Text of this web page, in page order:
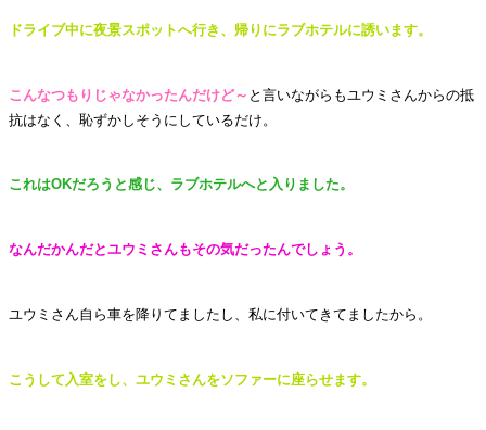
ドライブ中に夜景スポットへ行き、帰りにラブホテルに誘います。
こんなつもりじゃなかったんだけど～ と言いながらもユウミさんからの抵
抗はなく、恥ずかしそうにしているだけ。
これはOKだろうと感じ、ラブホテルへと入りました。
なんだかんだとユウミさんもその気だったんでしょう。
ユウミさん自ら車を降りてましたし、私に付いてきてましたから。
こうして入室をし、ユウミさんをソファーに座らせます。